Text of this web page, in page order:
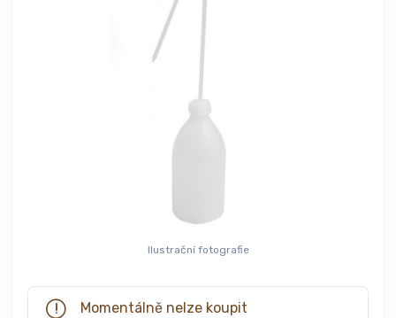
Ilustrační fotografie
Momentálně nelze koupit